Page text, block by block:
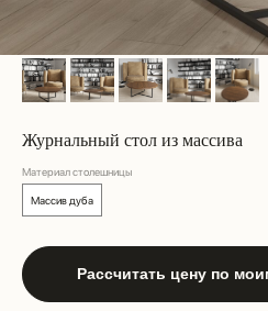
Журнальный стол из массива
Материал столешницы
Массив дуба
Рассчитать цену по